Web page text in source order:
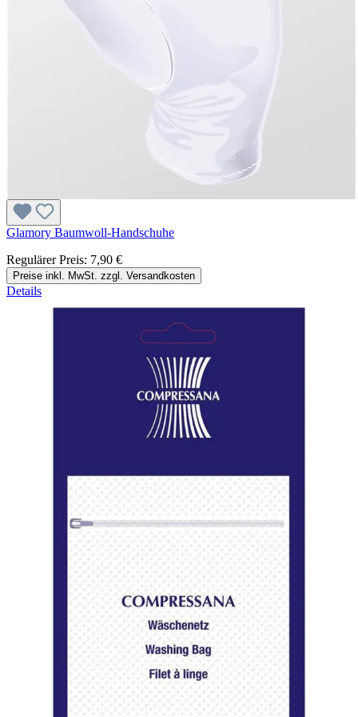
Glamory Baumwoll-Handschuhe
Regulärer Preis: 7,90 €
Preise inkl. MwSt. zzgl. Versandkosten
Details